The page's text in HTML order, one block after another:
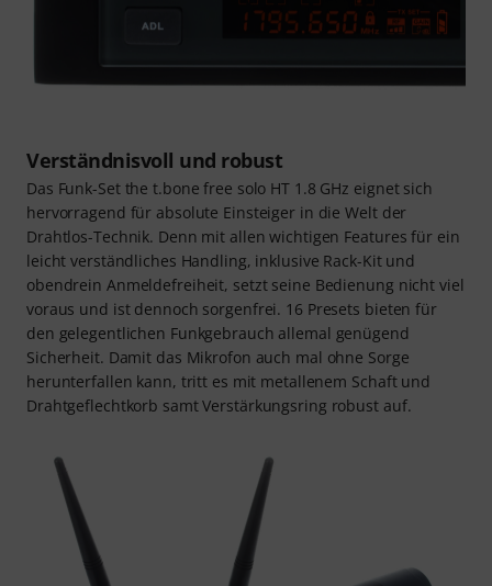
Verständnisvoll und robust
Das Funk-Set the t.bone free solo HT 1.8 GHz eignet sich
hervorragend für absolute Einsteiger in die Welt der
Drahtlos-Technik. Denn mit allen wichtigen Features für ein
leicht verständliches Handling, inklusive Rack-Kit und
obendrein Anmeldefreiheit, setzt seine Bedienung nicht viel
voraus und ist dennoch sorgenfrei. 16 Presets bieten für
den gelegentlichen Funkgebrauch allemal genügend
Sicherheit. Damit das Mikrofon auch mal ohne Sorge
herunterfallen kann, tritt es mit metallenem Schaft und
Drahtgeflechtkorb samt Verstärkungsring robust auf.